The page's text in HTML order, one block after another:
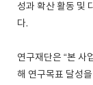
성과 확산 활동 및
다.
연구재단은 “본 사
해 연구목표 달성